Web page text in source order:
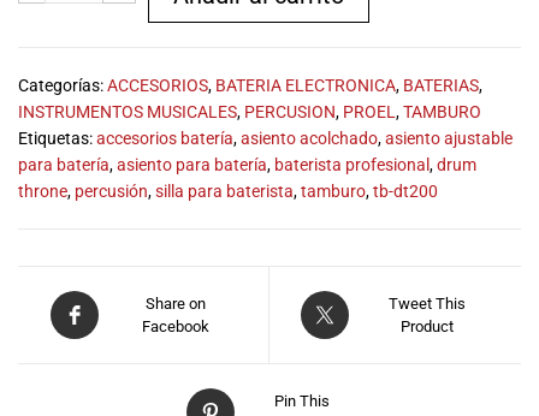
clientes. Ven a
nuestra tienda
física en Quito,
o haz tu
compra en
línea a través
pedido en la
comodidad de
mundo de la
Categorías:ACCESORIOS, BATERIA ELECTRONICA, BATERIAS,
INSTRUMENTOS MUSICALES, PERCUSION, PROEL ,TAMBURO
Etiquetas:accesorios batería,asiento acolchado,asiento ajustable
para batería,asiento para batería, baterista profesional,drum
throne, percusión,silla para baterista,tamburo,tb-dt200
Share on
Facebook
Tweet This
Product
Pin This